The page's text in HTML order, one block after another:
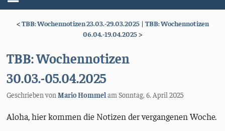
Menü
<TBB: Wochennotizen 23.03.-29.03.2025 | TBB: Wochennotizen
06.04.-19.04.2025>
TBB: Wochennotizen
30.03.-05.04.2025
Geschrieben vonMario HommelamSonntag, 6. April 2025
Aloha, hier kommen die Notizen der vergangenen Woche.